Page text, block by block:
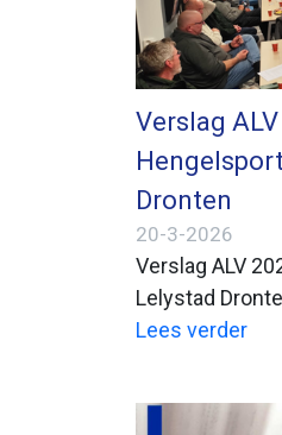
Verslag
Dronten
20-3-2026
Verslag ALV
Lelystad
Lees verder